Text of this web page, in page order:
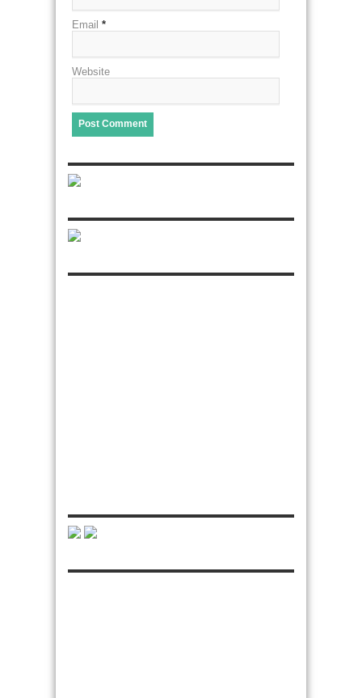
Email *
Website